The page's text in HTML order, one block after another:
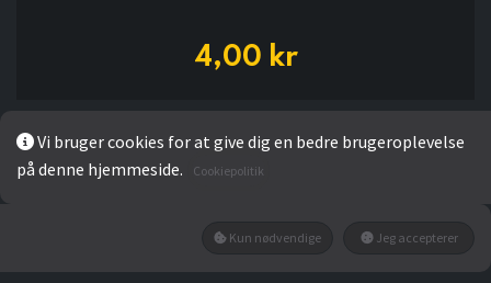
4,00 kr
LÆG I KURV
Vi bruger cookies for at give dig en bedre brugeroplevelse
på denne hjemmeside.
Cookiepolitik
Kun nødvendige Jeg accepterer